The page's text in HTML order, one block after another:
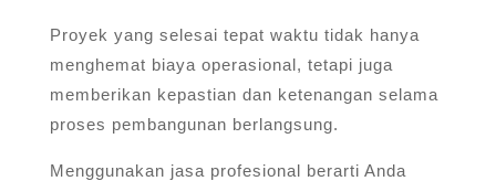
Proyek yang selesai tepat waktu tidak hanya
menghemat biaya operasional, tetapi juga
memberikan kepastian dan ketenangan selama
proses pembangunan berlangsung.
Menggunakan jasa profesional berarti Anda